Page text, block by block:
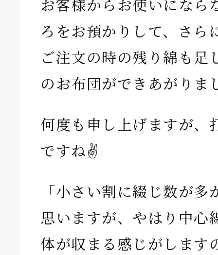
お客様からお使いになら
ろをお預かりして、さら
ご注文の時の残り綿も足
のお布団ができあがりま
何度も申し上げますが、
ですね✌️
「小さい割に綴じ数が
思いますが、やはり中心
体が収まる感じがします